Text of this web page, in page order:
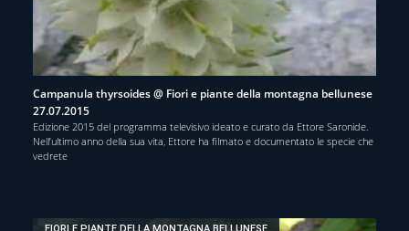
Campanula thyrsoides @ Fiori e piante della montagna bellunese
27.07.2015
Edizione 2015 del programma televisivo ideato e curato da Ettore Saronide.
Nell’ultimo anno della sua vita, Ettore ha filmato e documentato le specie che
vedrete